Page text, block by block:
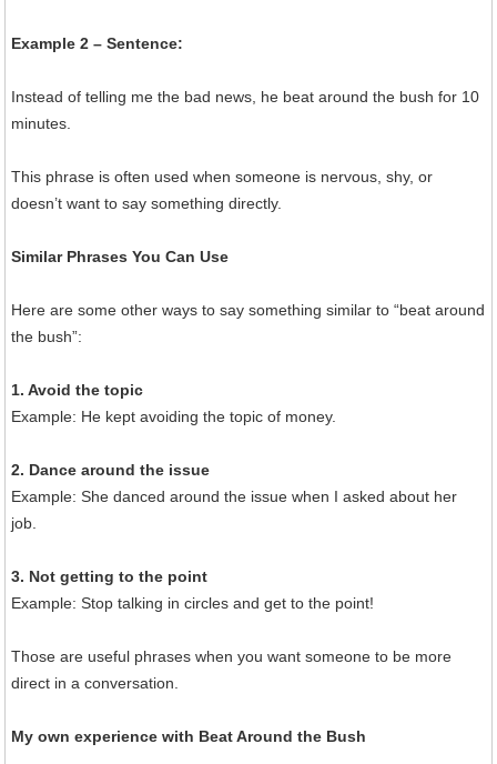
Example 2 – Sentence:
Instead of telling me the bad news, he beat around the bush for 10
minutes.
This phrase is often used when someone is nervous, shy, or
doesn’t want to say something directly.
Similar Phrases You Can Use
Here are some other ways to say something similar to “beat around
the bush”:
1. Avoid the topic
Example: He kept avoiding the topic of money.
2. Dance around the issue
Example: She danced around the issue when I asked about her
job.
3. Not getting to the point
Example: Stop talking in circles and get to the point!
Those are useful phrases when you want someone to be more
direct in a conversation.
My own experience with Beat Around the Bush